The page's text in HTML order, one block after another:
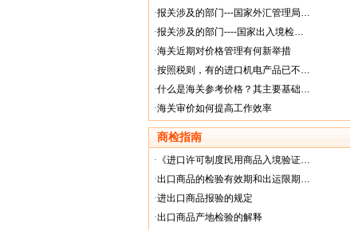
·报关涉及的部门---国家外汇管理局…
·报关涉及的部门----国家出入境检…
·海关近期对价格管理有何新举措
·按照税则，有的进口机电产品已不…
·什么是海关参考价格？其主要基础…
·海关审价如何提高工作效率
商检指南
· 《进口许可制度民用商品入境验证…
·出口商品的检验有效期和出运限期…
·进出口商品报验的规定
·出口商品产地检验的解释